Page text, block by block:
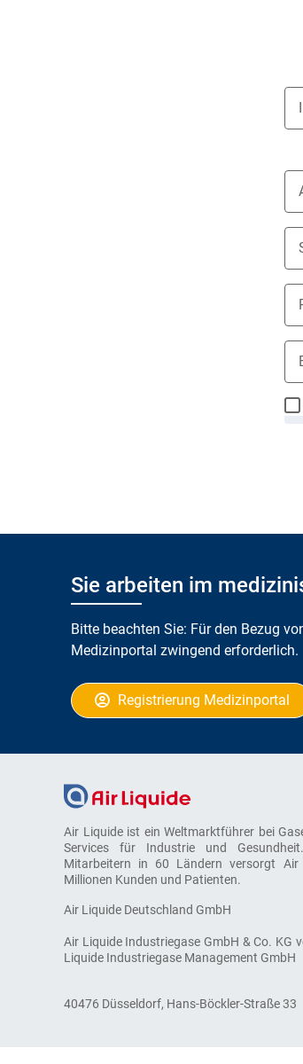
Sie arbeiten im
Bitte beachten Sie: Für den Bezug
Medizinportal zwingend erforderlich.
Registrierung Medizinportal
Air Liquide ist ein Weltmarktführer bei
Services für Industrie und
Mitarbeitern in 60 Ländern versorgt
Millionen Kunden und Patienten.
Air Liquide Deutschland GmbH
Air Liquide Industriegase GmbH & Co. KG
Liquide Industriegase Management GmbH
40476 Düsseldorf, Hans-Böckler-Straße 33